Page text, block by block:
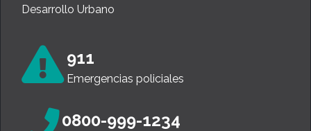
Desarrollo Urbano
911
Emergencias policiales
0800-999-1234